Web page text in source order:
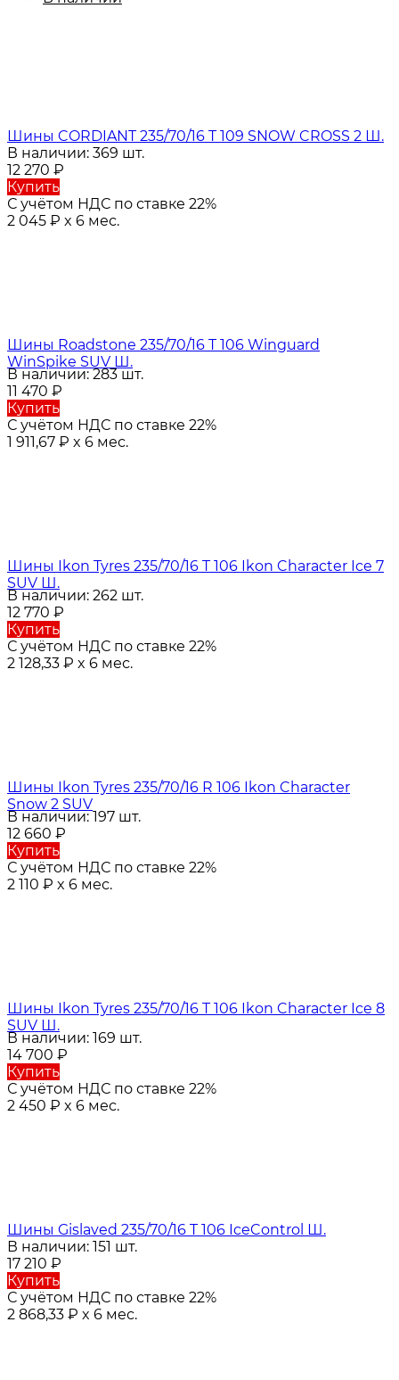
Шины CORDIANT 235/70/16 T 109 SNOW CROSS 2 Ш.
В наличии: 369 шт.
12 270 ₽
Купить
С учётом НДС по ставке 22%
2 045 ₽ x 6 мес.
Шины Roadstone 235/70/16 T 106 Winguard
WinSpike SUV Ш.
В наличии: 283 шт.
11 470 ₽
Купить
С учётом НДС по ставке 22%
1 911,67 ₽ x 6 мес.
Шины Ikon Tyres 235/70/16 T 106 Ikon Character Ice 7
SUV Ш.
В наличии: 262 шт.
12 770 ₽
Купить
С учётом НДС по ставке 22%
2 128,33 ₽ x 6 мес.
Шины Ikon Tyres 235/70/16 R 106 Ikon Character
Snow 2 SUV
В наличии: 197 шт.
12 660 ₽
Купить
С учётом НДС по ставке 22%
2 110 ₽ x 6 мес.
Шины Ikon Tyres 235/70/16 T 106 Ikon Character Ice 8
SUV Ш.
В наличии: 169 шт.
14 700 ₽
Купить
С учётом НДС по ставке 22%
2 450 ₽ x 6 мес.
Шины Gislaved 235/70/16 T 106 IceControl Ш.
В наличии: 151 шт.
17 210 ₽
Купить
С учётом НДС по ставке 22%
2 868,33 ₽ x 6 мес.